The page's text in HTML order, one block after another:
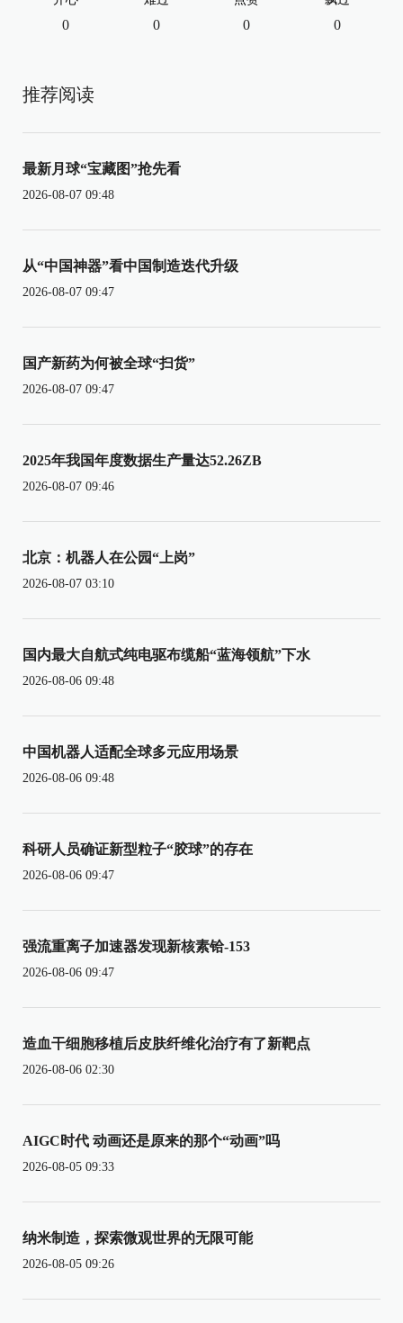
0 0 0 0
推荐阅读
最新月球“宝藏图”抢先看
2026-08-07 09:48
从“中国神器”看中国制造迭代升级
2026-08-07 09:47
国产新药为何被全球“扫货”
2026-08-07 09:47
2025年我国年度数据生产量达52.26ZB
2026-08-07 09:46
北京：机器人在公园“上岗”
2026-08-07 03:10
国内最大自航式纯电驱布缆船“蓝海领航”下水
2026-08-06 09:48
中国机器人适配全球多元应用场景
2026-08-06 09:48
科研人员确证新型粒子“胶球”的存在
2026-08-06 09:47
强流重离子加速器发现新核素铪-153
2026-08-06 09:47
造血干细胞移植后皮肤纤维化治疗有了新靶点
2026-08-06 02:30
AIGC时代 动画还是原来的那个“动画”吗
2026-08-05 09:33
纳米制造，探索微观世界的无限可能
2026-08-05 09:26